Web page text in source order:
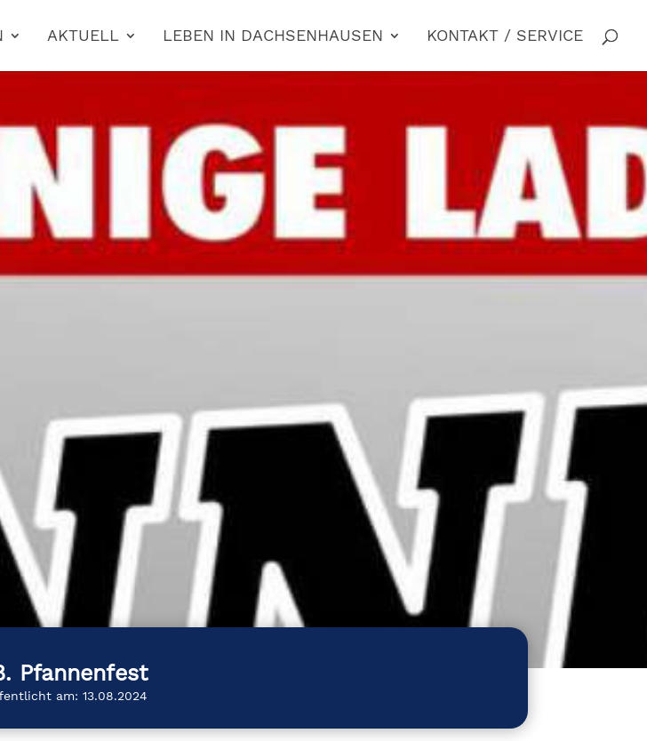
AKTUELL LEBEN IN DACHSENHAUSEN KONTAKT / SERVICE
Pfannenfest
am: 13.08.2024